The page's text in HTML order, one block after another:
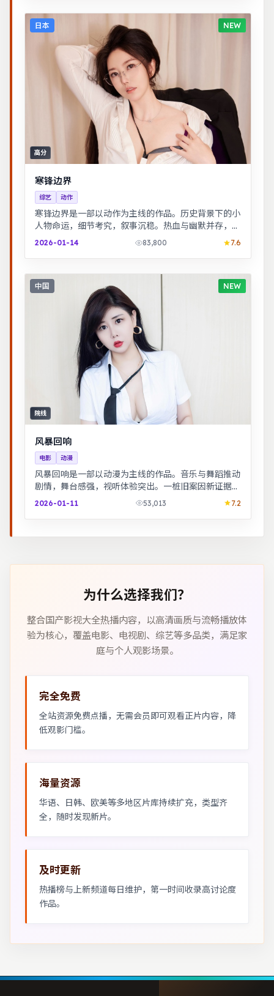
日本 NEW
高分
寒锋边界
综艺 动作
寒锋边界是一部以动作为主线的作品。历史背景下的小
人物命运，细节考究，叙事沉稳。热血与幽默并存，友
情与信念贯穿始终，适合全家观看。
2026-01-14 83,800 7.6
中国 NEW
院线
风暴回响
电影 动漫
风暴回响是一部以动漫为主线的作品。音乐与舞蹈推动
剧情，舞台感强，视听体验突出。一桩旧案因新证据重
启调查，真相远比表面更加残酷。
2026-01-11 53,013 7.2
为什么选择我们？
整合国产影视大全热播内容，以高清画质与流畅播放体
验为核心，覆盖电影、电视剧、综艺等多品类，满足家
庭与个人观影场景。
完全免费
全站资源免费点播，无需会员即可观看正片内容，降
低观影门槛。
海量资源
华语、日韩、欧美等多地区片库持续扩充，类型齐
全，随时发现新片。
及时更新
热播榜与上新频道每日维护，第一时间收录高讨论度
作品。